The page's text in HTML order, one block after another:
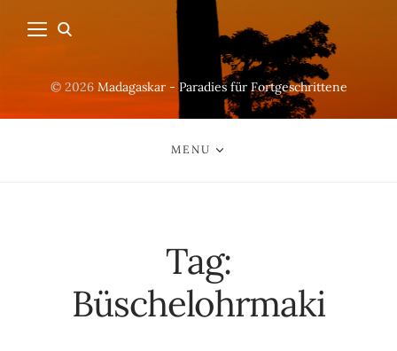
© 2026 Madagaskar - Paradies für Fortgeschrittene
MENU
Tag:
Büschelohrmaki